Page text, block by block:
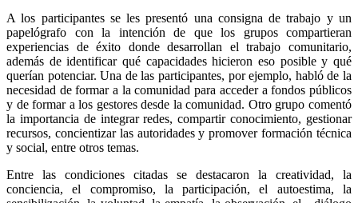
A los participantes se les presentó una consigna de trabajo y un
papelógrafo con la intención de que los grupos compartieran
experiencias de éxito donde desarrollan el trabajo comunitario,
además de identificar qué capacidades hicieron eso posible y qué
querían potenciar. Una de las participantes, por ejemplo, habló de la
necesidad de formar a la comunidad para acceder a fondos públicos
y de formar a los gestores desde la comunidad. Otro grupo comentó
la importancia de integrar redes, compartir conocimiento, gestionar
recursos, concientizar las autoridades y promover formación técnica
y social, entre otros temas.
Entre las condiciones citadas se destacaron la
creatividad, la
conciencia, el
compromiso, la participación, el autoestima, la